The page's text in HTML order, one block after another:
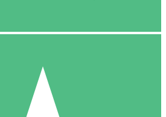
10 Downloads
20 00